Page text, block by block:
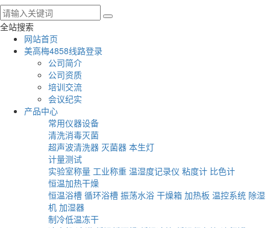
全站搜索
网站首页
美高梅4858线路登录
公司简介
公司资质
培训交流
会议纪实
产品中心
常用仪器设备
清洗消毒灭菌
超声波清洗器 灭菌器 本生灯
计量测试
实验室称量 工业称重 温湿度记录仪 粘度计 比色计
恒温加热干燥
恒温浴槽 循环浴槽 振荡水浴 干燥箱 加热板 温控系统 除湿
机 加湿器
制冷低温冻干